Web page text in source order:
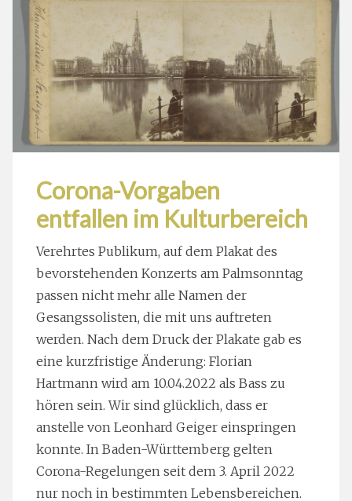
Corona-Vorgaben
entfallen im Kulturbereich
Verehrtes Publikum, auf dem Plakat des
bevorstehenden Konzerts am Palmsonntag
passen nicht mehr alle Namen der
Gesangssolisten, die mit uns auftreten
werden. Nach dem Druck der Plakate gab es
eine kurzfristige Änderung: Florian
Hartmann wird am 10.04.2022 als Bass zu
hören sein. Wir sind glücklich, dass er
anstelle von Leonhard Geiger einspringen
konnte. In Baden-Württemberg gelten
Corona-Regelungen seit dem 3. April 2022
nur noch in bestimmten Lebensbereichen.